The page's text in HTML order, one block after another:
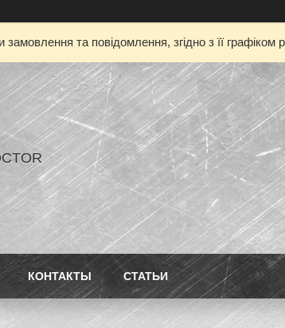
та повідомлення, згідно з її
КОНТАКТЫ СТАТЬИ